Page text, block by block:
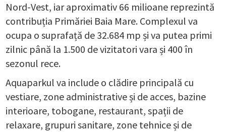
Nord-Vest, iar aproximativ 66 milioane reprezintă
contribuția Primăriei Baia Mare. Complexul va
ocupa o suprafață de 32.684 mp și va putea primi
zilnic până la 1.500 de vizitatori vara și 400 în
sezonul rece.
Aquaparkul va include o clădire principală cu
vestiare, zone administrative și de acces, bazine
interioare, tobogane, restaurant, spații de
relaxare, grupuri sanitare, zone tehnice și de